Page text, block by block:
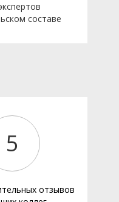
составе
5
отзывов